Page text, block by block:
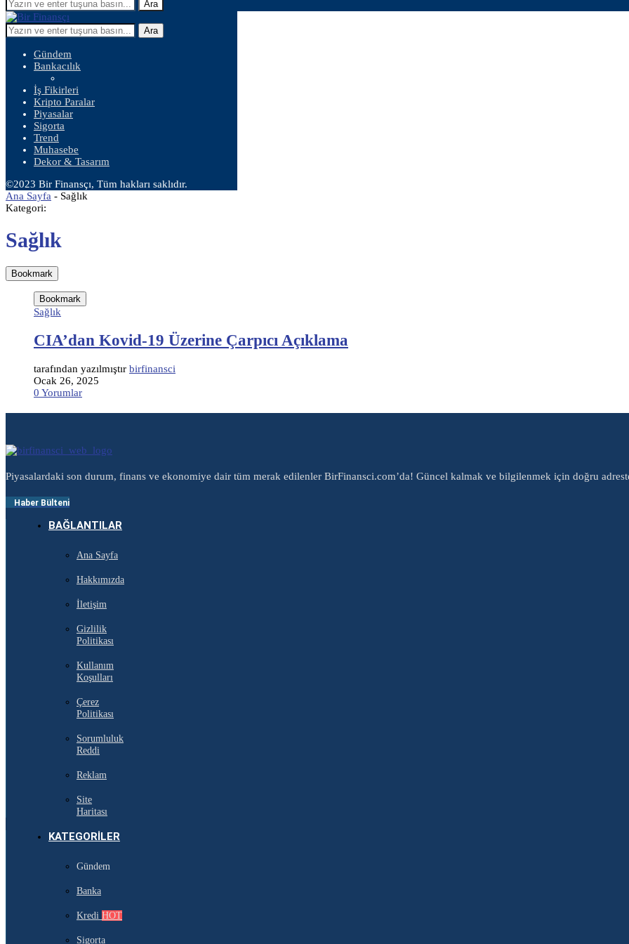
Ara
Ara
Gündem
Bankacılık
İş Fikirleri
Kripto Paralar
Piyasalar
Sigorta
Trend
Muhasebe
Dekor & Tasarım
©2023 Bir Finansçı, Tüm hakları saklıdır.
Ana Sayfa - Sağlık
Kategori:
Sağlık
Bookmark
Bookmark
Sağlık
CIA’dan Kovid-19 Üzerine Çarpıcı Açıklama
tarafından yazılmıştır birfinansci
Ocak 26, 2025
0 Yorumlar
Piyasalardaki son durum, finans ve ekonomiye dair tüm merak edilenler BirFinansci.com’da! Güncel kalmak ve bilgilenmek için doğru
Haber Bülteni
BAĞLANTILAR
Ana Sayfa
Hakkımızda
İletişim
Gizlilik
Politikası
Kullanım
Koşulları
Çerez
Politikası
Sorumluluk
Reddi
Reklam
Site
Haritası
KATEGORILER
Gündem
Banka
Kredi HOT
Sigorta